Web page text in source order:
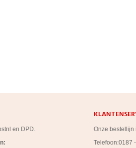
en DPD.
Onze bestellijn
Telefoon:0187